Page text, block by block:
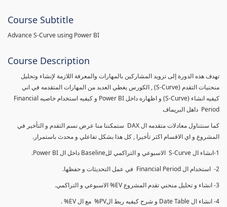
Course Subtitle
Advance S-Curve using Power BI
Course Description
تهدف هذه الدورة إلى تزويد المشاركين بالمهارات والمعرفة اللازمة لإنشاء وتحليل
منحنيات التقدم (S-Curve) , الكورس يغطي العديد من المهارات المتقدمه في اني
كيفيه انشاء (S-Curve) و اظهاره داخل Power BI و كيفيه استخدام خاصيه Financial
Period داهل البريماف
كما سنتناول معادلات متقدمه ال DAX ستمكننا منا عرض نسم التقدم و التأخير في
المشروع و اي الاقسام اكثر تأخيرا , كل هذا بشكل تفاعلي و محدث باستمرار.
1-انشاء ال S-Curve الاسبوعي و التراكمي للBaseline داخل ال Power BI.
2- استخدام ال Financial Period في عمل التحديثات و حفظها.
3- انشاء و تحليل منحني تقدم المشروع EV% الاسبوعي و التراكمي.
4- انشاء ال Date Table و شرح كيفيه ربط الPV% مع ال EV% .